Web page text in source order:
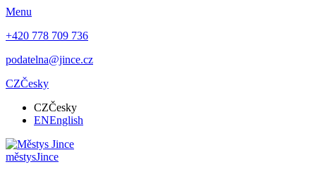
Menu
+420 778 709 736
podatelna@jince.cz
CZČesky
CZČesky
ENEnglish
městysJince